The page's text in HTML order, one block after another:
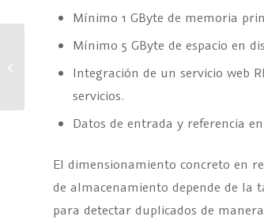
Mínimo 1 GByte de memoria
Mínimo 5 GByte de espacio en
Integración de un servicio web
servicios.
Datos de entrada y referencia
El dimensionamiento concreto en
de almacenamiento depende de la
para detectar duplicados de
Maximice la calidad de sus
implementar TOLERANT
Match para...